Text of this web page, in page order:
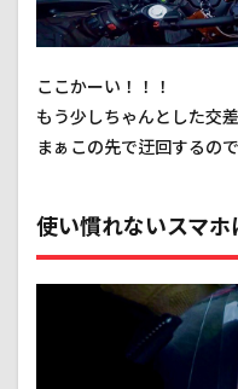
ここかーい！！！
もう少しちゃんとした交
まぁこの先で迂回するの
使い慣れないスマホ